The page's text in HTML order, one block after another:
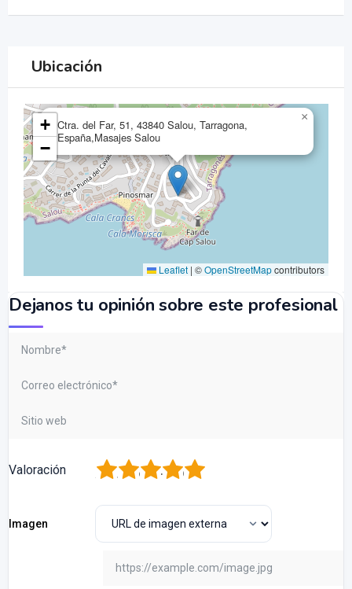
Ubicación
Ctra. del Far, 51, 43840 Salou, Tarragona,
España,Masajes Salou
×
+
−
Leaflet | ©OpenStreetMapcontributors
Dejanos tu opinión sobre este profesional
Valoración 5
4
3
2
Imagen